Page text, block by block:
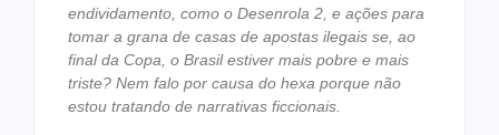
endividamento, como o Desenrola 2, e ações para
tomar a grana de casas de apostas ilegais se, ao
final da Copa, o Brasil estiver mais pobre e mais
triste? Nem falo por causa do hexa porque não
estou tratando de narrativas ficcionais.